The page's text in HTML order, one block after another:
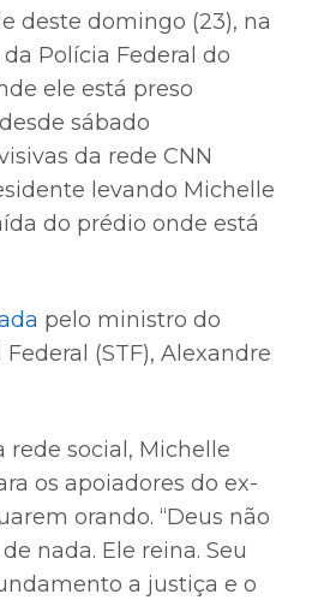
deste domingo (23), na
Polícia Federal do
ele está preso
sábado
da rede CNN
levando Michelle
do prédio onde está
pelo ministro do
(STF), Alexandre
rede social, Michelle
os apoiadores do ex-
orando. “Deus não
nada. Ele reina. Seu
a justiça e o